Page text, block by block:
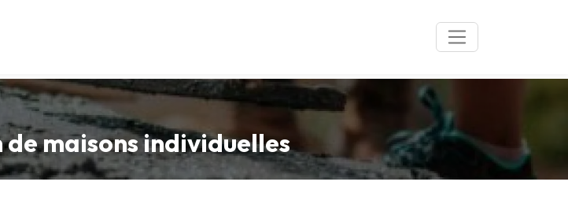
maisons individuelles